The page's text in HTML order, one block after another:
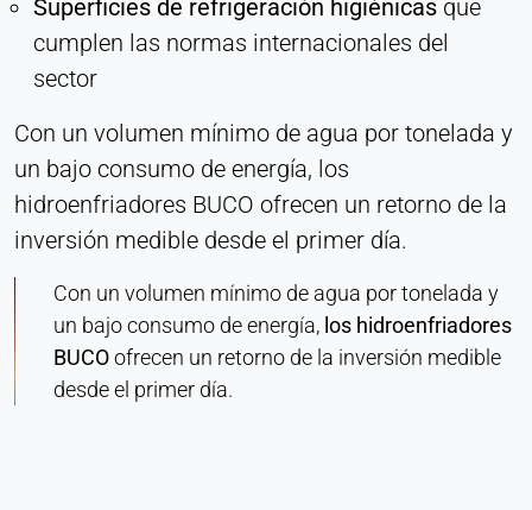
Superficies de refrigeración higiénicas que
cumplen las normas internacionales del
sector
Con un volumen mínimo de agua por tonelada y
un bajo consumo de energía, los
hidroenfriadores BUCO ofrecen un retorno de la
inversión medible desde el primer día.
Con un volumen mínimo de agua por tonelada y
un bajo consumo de energía, los hidroenfriadores
BUCOofrecen un retorno de la inversión medible
desde el primer día.